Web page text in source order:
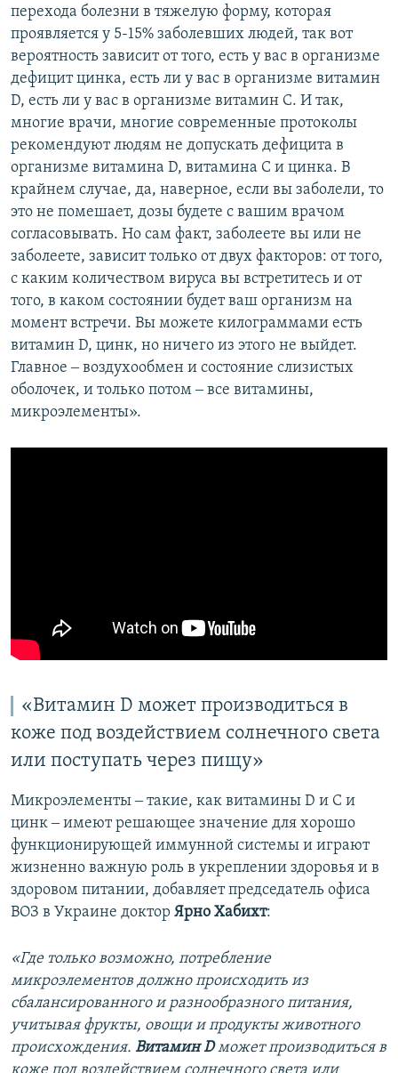
перехода болезни в тяжелую форму, которая
проявляется у 5-15% заболевших людей, так вот
вероятность зависит от того, есть у вас в организме
дефицит цинка, есть ли у вас в организме витамин
D, есть ли у вас в организме витамин С. И так,
многие врачи, многие современные протоколы
рекомендуют людям не допускать дефицита в
организме витамина D, витамина С и цинка. В
крайнем случае, да, наверное, если вы заболели, то
это не помешает, дозы будете с вашим врачом
согласовывать. Но сам факт, заболеете вы или не
заболеете, зависит только от двух факторов: от того,
с каким количеством вируса вы встретитесь и от
того, в каком состоянии будет ваш организм на
момент встречи. Вы можете килограммами есть
витамин D, цинк, но ничего из этого не выйдет.
Главное ‒ воздухообмен и состояние слизистых
оболочек, и только потом ‒ все витамины,
микроэлементы».
«Витамин D может производиться в
коже под воздействием солнечного света
или поступать через пищу»
Микроэлементы ‒ такие, как витамины D и C и
цинк ‒ имеют решающее значение для хорошо
функционирующей иммунной системы и играют
жизненно важную роль в укреплении здоровья и в
здоровом питании, добавляет председатель офиса
ВОЗ в Украине доктор Ярно Хабихт:
«Где только возможно, потребление
микроэлементов должно происходить из
сбалансированного и разнообразного питания,
учитывая фрукты, овощи и продукты животного
происхождения. Витамин Dможет производиться в